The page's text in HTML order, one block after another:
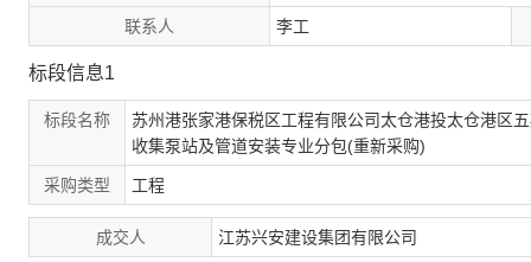
联系人 李工
标段信息1
标段名称
苏州港张家港保税区工程有限公司太仓港投太仓港区
收集泵站及管道安装专业分包(重新采购)
采购类型 工程
成交人 江苏兴安建设集团有限公司